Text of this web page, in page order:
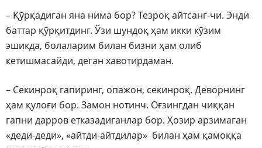
– Қўрқадиган яна нима бор? Тезроқ айтсанг-чи. Энди
баттар қўрқитдинг. Ўзи шундоқ ҳам икки кўзим
эшикда, болаларим билан бизни ҳам олиб
кетишмасайди, деган хавотирдаман.
– Секинроқ гапиринг, опажон, секинроқ. Деворнинг
ҳам қулоғи бор. Замон нотинч. Оғзингдан чиққан
гапни дарров етказадиганлар бор. Ҳозир арзимаган
«деди-деди», «айтди-айтдилар» билан ҳам қамоққа